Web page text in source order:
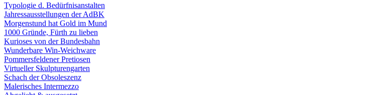
Typologie d. Bedürfnisanstalten
Jahressausstellungen der AdBK
Morgenstund hat Gold im Mund
1000 Gründe, Fürth zu lieben
Kurioses von der Bundesbahn
Wunderbare Win-Weichware
Pommersfeldener Pretiosen
Virtueller Skulpturengarten
Schach der Obsoleszenz
Malerisches Intermezzo